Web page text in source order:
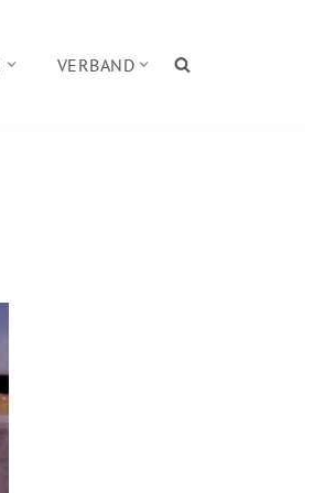
VERBAND